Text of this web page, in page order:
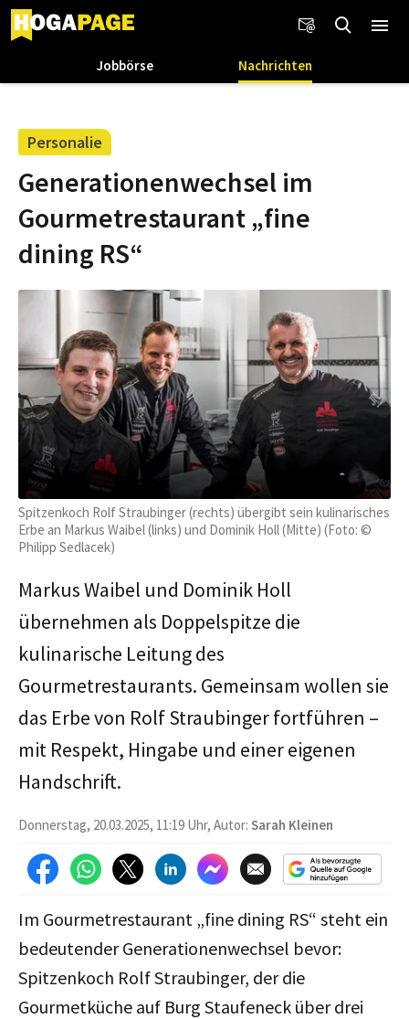
Jobbörse Nachrichten
Personalie
Generationenwechsel im
Gourmetrestaurant „fine
dining RS“
Spitzenkoch Rolf Straubinger (rechts) übergibt sein kulinarisches
Erbe an Markus Waibel (links) und Dominik Holl (Mitte) (Foto: ©
Philipp Sedlacek)
Markus Waibel und Dominik Holl
übernehmen als Doppelspitze die
kulinarische Leitung des
Gourmetrestaurants. Gemeinsam wollen sie
das Erbe von Rolf Straubinger fortführen –
mit Respekt, Hingabe und einer eigenen
Handschrift.
Donnerstag, 20.03.2025, 11:19 Uhr, Autor: Sarah Kleinen
Im Gourmetrestaurant „fine dining RS“ steht ein
bedeutender Generationenwechsel bevor:
Spitzenkoch Rolf Straubinger, der die
Gourmetküche auf Burg Staufeneck über drei